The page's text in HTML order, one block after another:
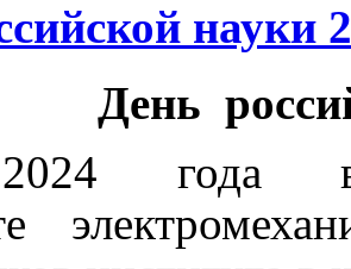
науки
День
года в